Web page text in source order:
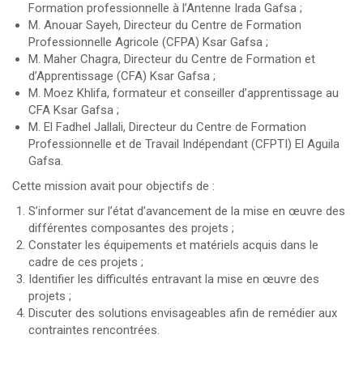
Formation professionnelle à l’Antenne Irada Gafsa ;
M. Anouar Sayeh, Directeur du Centre de Formation
Professionnelle Agricole (CFPA) Ksar Gafsa ;
M. Maher Chagra, Directeur du Centre de Formation et
d’Apprentissage (CFA) Ksar Gafsa ;
M. Moez Khlifa, formateur et conseiller d’apprentissage au
CFA Ksar Gafsa ;
M. El Fadhel Jallali, Directeur du Centre de Formation
Professionnelle et de Travail Indépendant (CFPTI) El Aguila
Gafsa.
Cette mission avait pour objectifs de :
S’informer sur l’état d’avancement de la mise en œuvre des
différentes composantes des projets ;
Constater les équipements et matériels acquis dans le
cadre de ces projets ;
Identifier les difficultés entravant la mise en œuvre des
projets ;
Discuter des solutions envisageables afin de remédier aux
contraintes rencontrées.